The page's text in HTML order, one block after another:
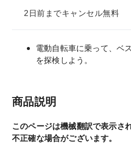
2日前までキャンセル無料
電動自転車に乗って、ベ
を探検しよう。
商品説明
このページは機械翻訳で表示さ
不正確な場合がございます。